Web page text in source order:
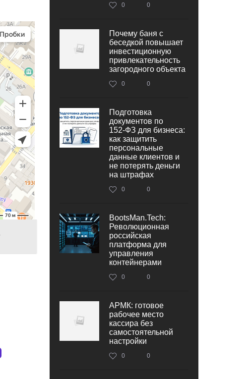
0 0
Почему баня с
беседкой повышает
инвестиционную
привлекательность
загородного объекта
0 0
Подготовка
документов по
152‑ФЗ для бизнеса:
как защитить
персональные
данные клиентов и
не потерять деньги
на штрафах
0 0
BootsMan.Tech:
Революционная
российская
платформа для
управления
контейнерами
0 0
АРМК: готовое
рабочее место
кассира без
самостоятельной
настройки
0 0